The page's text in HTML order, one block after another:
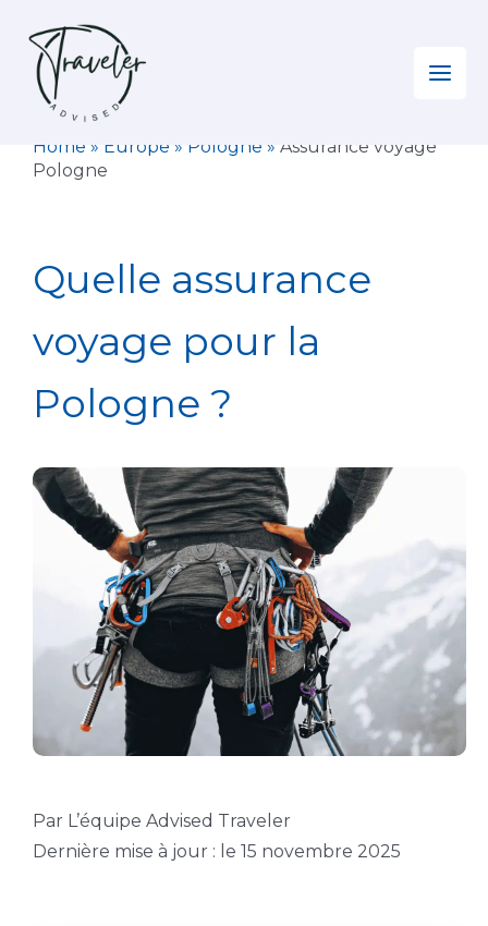
contenu
Home » Europe » Pologne » Assurance voyage
Pologne
Quelle assurance
voyage pour la
Pologne ?
Par L’équipe Advised Traveler
Dernière mise à jour : le 15 novembre 2025